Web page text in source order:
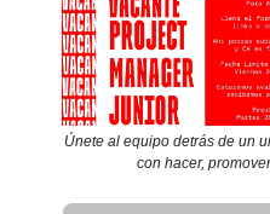
Únete al equipo detrás de un
con hacer,